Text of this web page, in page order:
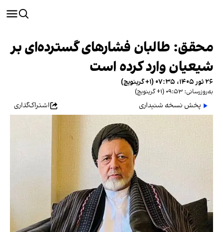
محقق: طالبان فشارهای گسترده‌ای بر
شیعیان وارد کرده است
۲۶ ثور ۱۴۰۵، ۰۷:۳۵ (‎+۱ گرینویچ)
به‌روزرسانی: ۰۹:۵۳ (‎+۱ گرینویچ)
پخش نسخه شنیداری اشتراک‌گذاری